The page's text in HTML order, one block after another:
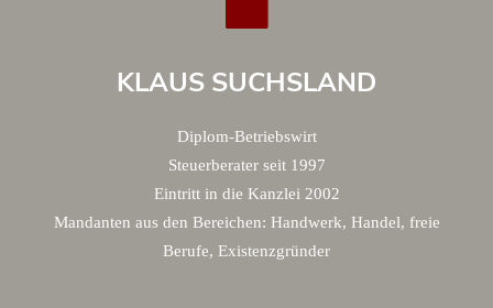
KLAUS SUCHSLAND
Diplom-Betriebswirt
Steuerberater seit 1997
Eintritt in die Kanzlei 2002
Mandanten aus den Bereichen: Handwerk, Handel, freie
Berufe, Existenzgründer